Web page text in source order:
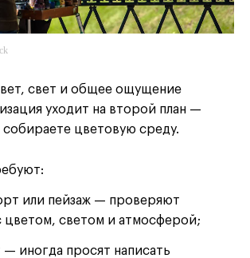
свет и общее ощущение
уходит на второй план —
собираете цветовую среду.
или пейзаж — проверяют
цветом, светом и атмосферой;
иногда просят написать